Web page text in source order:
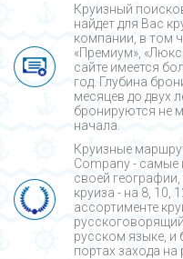
Круизный
найдет для Вас
компании, в том
«Премиум»,
сайте имеется
год. Глубина
месяцев до двух
бронируются не
начала.
Круизные
Company - cамые
своей
круиза - на 8, 10,
ассортименте
русском языке, и
портах захода на